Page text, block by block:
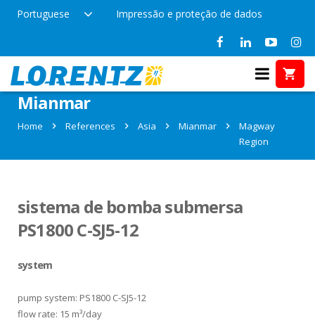
Portuguese Impressão e proteção de dados
References in Magway Region,
Mianmar
Home References Asia Mianmar
Magway
Region
sistema de bomba submersa
PS1800 C-SJ5-12
system
pump system: PS1800 C-SJ5-12
flow rate: 15 m³/day